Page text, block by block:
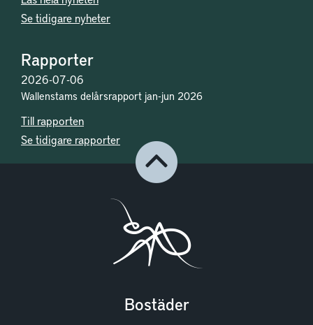
Se tidigare nyheter
Rapporter
2026-07-06
Wallenstams delårsrapport jan-jun 2026
Till rapporten
Se tidigare rapporter
Bostäder